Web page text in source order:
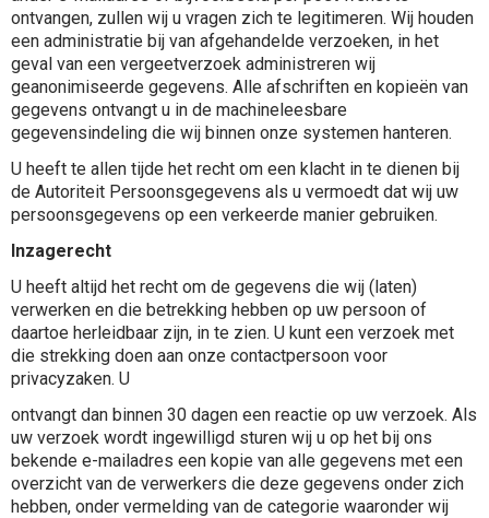
ontvangen, zullen wij u vragen zich te legitimeren. Wij houden
een administratie bij van afgehandelde verzoeken, in het
geval van een vergeetverzoek administreren wij
geanonimiseerde gegevens. Alle afschriften en kopieën van
gegevens ontvangt u in de machineleesbare
gegevensindeling die wij binnen onze systemen hanteren.
U heeft te allen tijde het recht om een klacht in te dienen bij
de Autoriteit Persoonsgegevens als u vermoedt dat wij uw
persoonsgegevens op een verkeerde manier gebruiken.
Inzagerecht
U heeft altijd het recht om de gegevens die wij (laten)
verwerken en die betrekking hebben op uw persoon of
daartoe herleidbaar zijn, in te zien. U kunt een verzoek met
die strekking doen aan onze contactpersoon voor
privacyzaken. U
ontvangt dan binnen 30 dagen een reactie op uw verzoek. Als
uw verzoek wordt ingewilligd sturen wij u op het bij ons
bekende e-mailadres een kopie van alle gegevens met een
overzicht van de verwerkers die deze gegevens onder zich
hebben, onder vermelding van de categorie waaronder wij